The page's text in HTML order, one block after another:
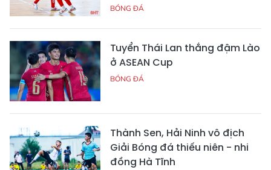
BÓNG ĐÁ
Tuyển Thái Lan thắng đậm Lào
ở ASEAN Cup
BÓNG ĐÁ
Thành Sen, Hải Ninh vô địch
Giải Bóng đá thiếu niên - nhi
đồng Hà Tĩnh